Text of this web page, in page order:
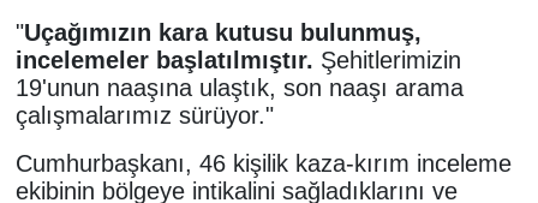
"Uçağımızın kara kutusu bulunmuş,
incelemeler başlatılmıştır. Şehitlerimizin
19'unun naaşına ulaştık, son naaşı arama
çalışmalarımız sürüyor."
Cumhurbaşkanı, 46 kişilik kaza-kırım inceleme
ekibinin bölgeye intikalini sağladıklarını ve